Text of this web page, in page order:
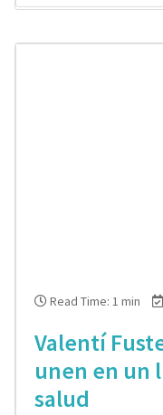
Read Time: 1 min
Valentí
unen en un
salud